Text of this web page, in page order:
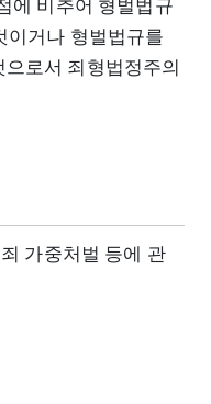
에 비추어 형벌법규
이거나 형벌법규를
로서 죄형법정주의
가중처벌 등에 관